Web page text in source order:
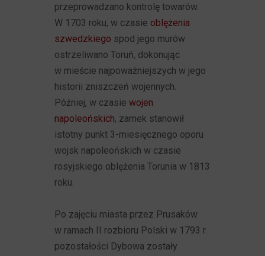
przeprowadzano kontrolę towarów.
W 1703 roku, w czasie oblężenia
szwedzkiego spod jego murów
ostrzeliwano Toruń, dokonując
w mieście najpoważniejszych w jego
historii zniszczeń wojennych.
Później, w czasiewojen
napoleońskich, zamek stanowił
istotny punkt 3-miesięcznego oporu
wojsk napoleońskich w czasie
rosyjskiego oblężenia Torunia w 1813
roku.
Po zajęciu miasta przez Prusaków
w ramach II rozbioru Polski w 1793 r.
pozostałości Dybowa zostały